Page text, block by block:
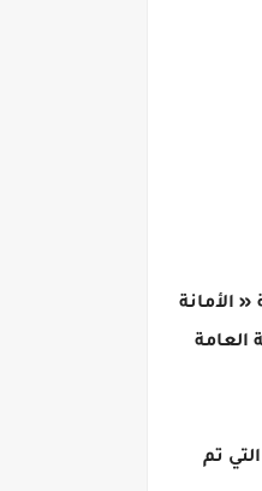
« الأمانة
العامة
التي تم